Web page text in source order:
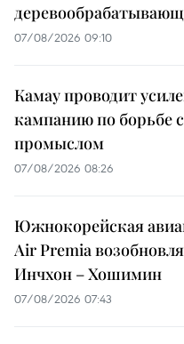
07/08/2026 09:10
Камау проводит
кампанию по борьбе
промыслом
07/08/2026 08:26
Южнокорейская
Air Premia
Инчхон – Хошимин
07/08/2026 07:43